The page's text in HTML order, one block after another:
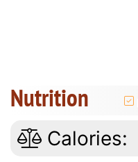
Nutrition
Calories: